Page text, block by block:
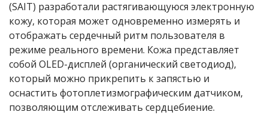
(SAIT) разработали растягивающуюся электронную
кожу, которая может одновременно измерять и
отображать сердечный ритм пользователя в
режиме реального времени. Кожа представляет
собой OLED-дисплей (органический светодиод),
который можно прикрепить к запястью и
оснастить фотоплетизмографическим датчиком,
позволяющим отслеживать сердцебиение.